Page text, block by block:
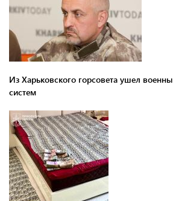
Из Харьковского горсовета ушел
систем